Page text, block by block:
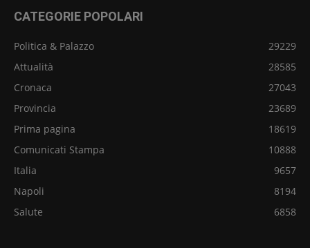
CATEGORIE POPOLARI
Politica & Palazzo
29229
Attualità
28585
Cronaca
27043
Provincia
23689
Prima pagina
18619
Comunicati Stampa
10888
Italia
9657
Napoli
8194
Salute
6858